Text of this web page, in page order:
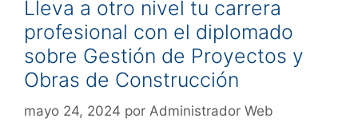
Lleva a otro nivel tu carrera
profesional con el diplomado
sobre Gestión de Proyectos y
Obras de Construcción
mayo 24, 2024 por Administrador Web